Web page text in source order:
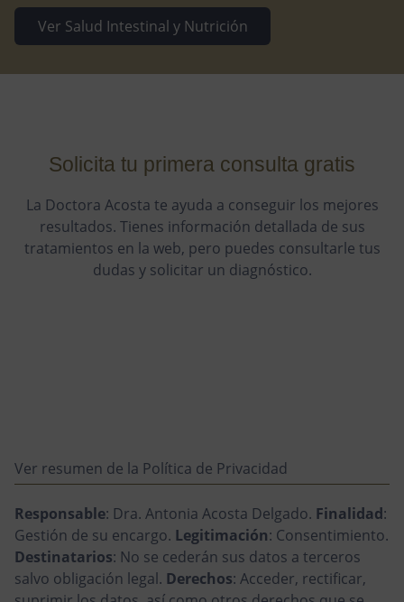
Ver Salud Intestinal y Nutrición
Solicita tu primera consulta gratis
La Doctora Acosta te ayuda a conseguir los mejores
resultados. Tienes información detallada de sus
tratamientos en la web, pero puedes consultarle tus
dudas y solicitar un diagnóstico.
Ver resumen de la Política de Privacidad
Responsable: Dra. Antonia Acosta Delgado. Finalidad:
Gestión de su encargo. Legitimación: Consentimiento.
Destinatarios: No se cederán sus datos a terceros
salvo obligación legal. Derechos: Acceder, rectificar,